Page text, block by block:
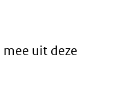
uit deze